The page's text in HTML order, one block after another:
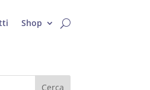
Shop